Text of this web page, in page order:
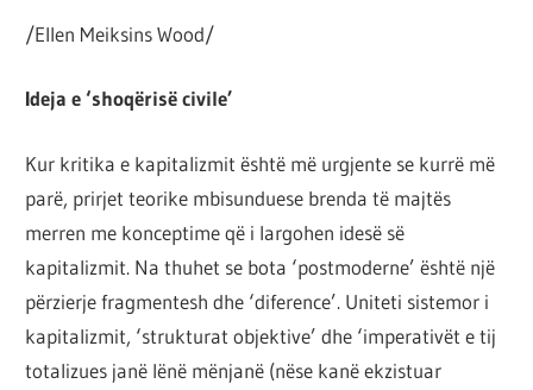
të
ndryshme
por
çështja
është
që
ta
shndërrosh
atë.
/Ellen Meiksins Wood/
Ideja e ‘shoqërisë civile’
Kur kritika e kapitalizmit është më urgjente se kurrë më
parë, prirjet teorike mbisunduese brenda të majtës
merren me konceptime që i largohen idesë së
kapitalizmit. Na thuhet se bota ‘postmoderne’ është një
përzierje fragmentesh dhe ‘diference’. Uniteti sistemor i
kapitalizmit, ‘strukturat objektive’ dhe ‘imperativët e tij
totalizues janë lënë mënjanë (nëse kanë ekzistuar